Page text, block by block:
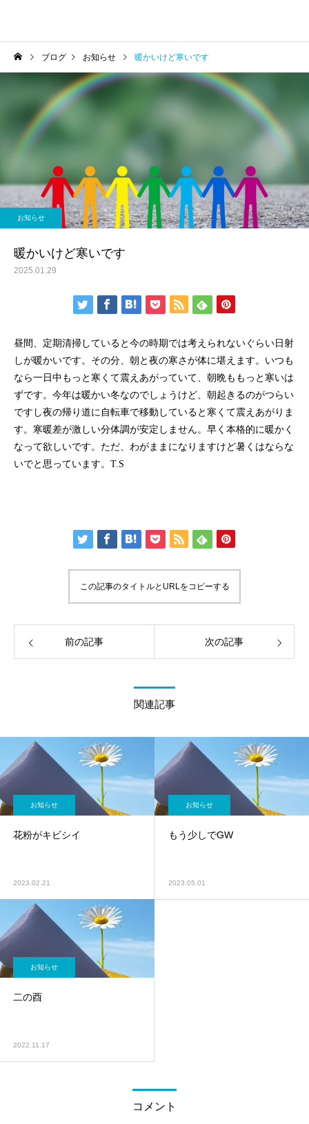
ブログ お知らせ 暖かいけど寒いです
お知らせ
暖かいけど寒いです
2025.01.29
昼間、定期清掃していると今の時期では考えられないぐらい日射
しが暖かいです。その分、朝と夜の寒さが体に堪えます。いつも
なら一日中もっと寒くて震えあがっていて、朝晩ももっと寒いは
ずです。今年は暖かい冬なのでしょうけど、朝起きるのがつらい
ですし夜の帰り道に自転車で移動していると寒くて震えあがりま
す。寒暖差が激しい分体調が安定しません。早く本格的に暖かく
なって欲しいです。ただ、わがままになりますけど暑くはならな
いでと思っています。T.S
この記事のタイトルとURLをコピーする
前の記事 次の記事
関連記事
お知らせ
花粉がキビシイ
2023.02.21
お知らせ
もう少しでGW
2023.05.01
お知らせ
二の酉
2022.11.17
コメント